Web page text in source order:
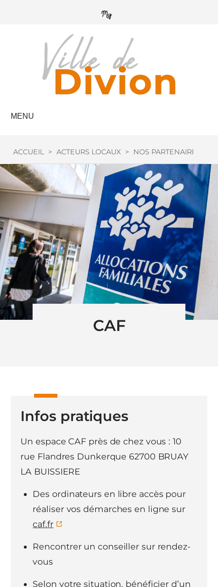
MENU
ACCUEIL > ACTEURS LOCAUX > NOS PARTENAIRES
CAF
Infos pratiques
Un espace CAF près de chez vous : 10
rue Flandres Dunkerque 62700 BRUAY
LA BUISSIERE
Des ordinateurs en libre accès pour
réaliser vos démarches en ligne sur
caf.fr
Rencontrer un conseiller sur rendez-
vous
Selon votre situation, bénéficier d’un